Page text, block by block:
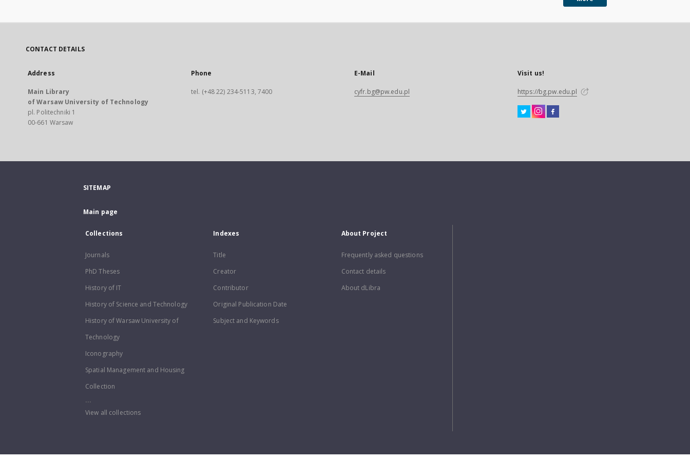
CONTACT DETAILS
Address
Main Library
of Warsaw University of Technology
pl. Politechniki 1
00-661 Warsaw
Phone
tel. (+48 22) 234-5113, 7400
E-Mail
cyfr.bg@pw.edu.pl
Visit us!
https://bg.pw.edu.pl
SITEMAP
Main page
Collections
Journals
PhD Theses
History of IT
History of Science and Technology
History of Warsaw University of
Technology
Iconography
Spatial Management and Housing
Collection
...
View all collections
Indexes
Title
Creator
Contributor
Original Publication Date
Subject and Keywords
About Project
Frequently asked questions
Contact details
About dLibra